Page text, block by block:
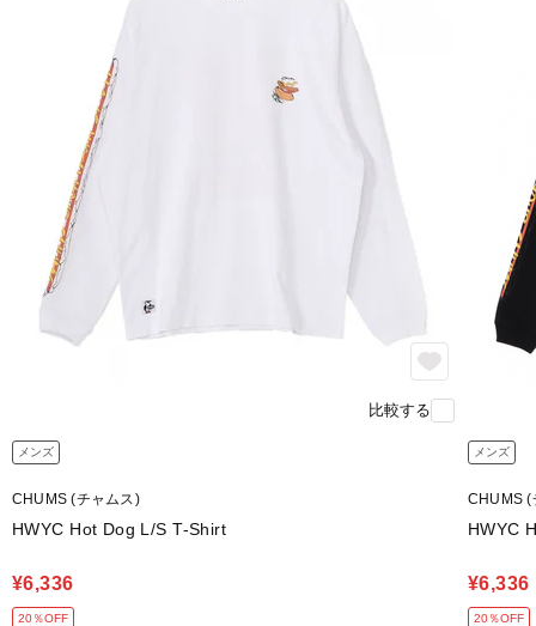
比較する
メンズ
CHUMS (チャムス)
HWYC Hot Dog L/S T-Shirt
¥6,336
20％OFF
メンズ
CHUMS (
HWYC
¥6,336
20％OFF